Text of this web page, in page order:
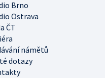
Brno
Ostrava
ČT
námětů
dotazy